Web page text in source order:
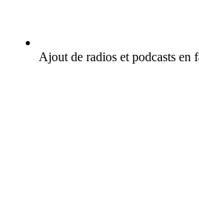
Ajout de radios et podcasts en